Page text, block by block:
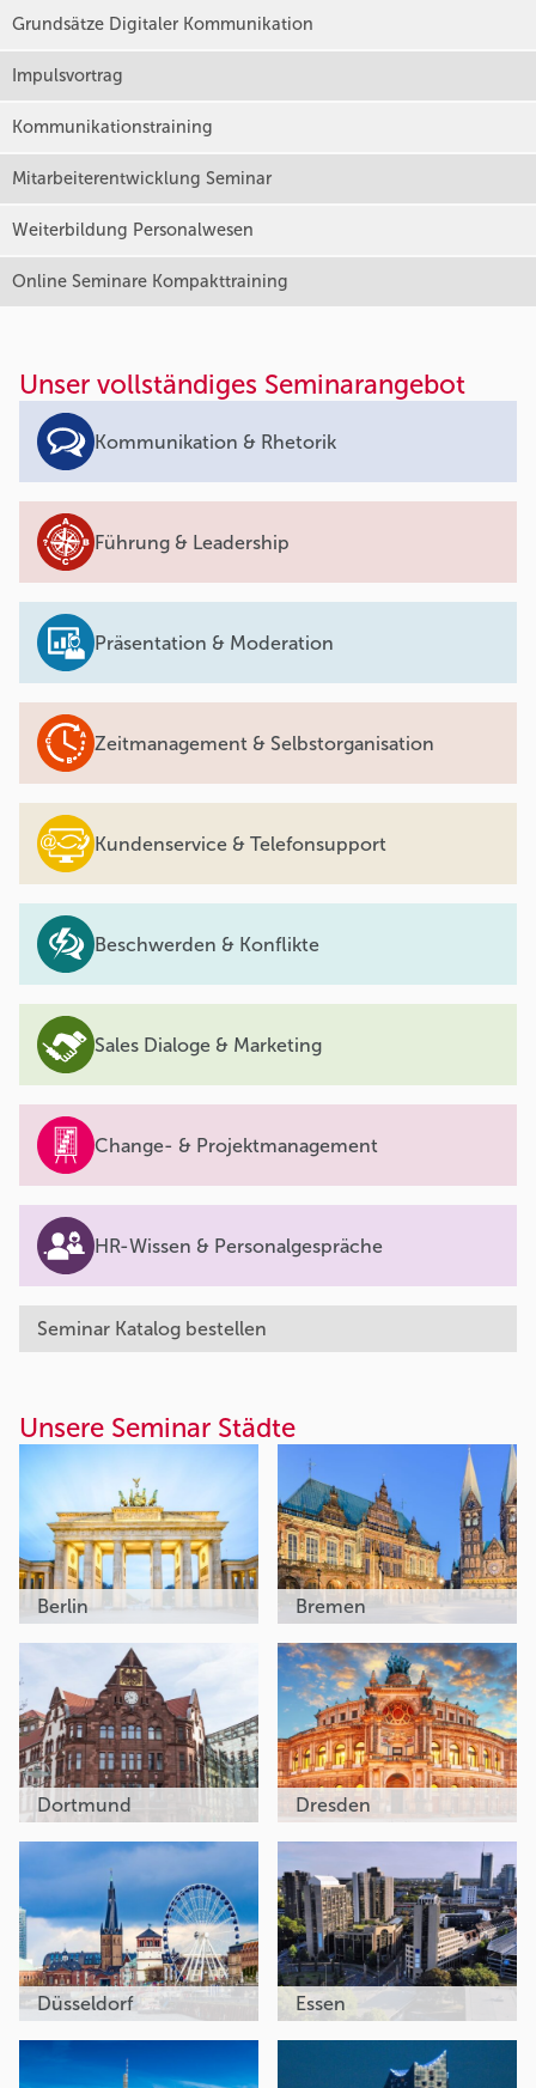
Grundsätze Digitaler Kommunikation
Impulsvortrag
Kommunikationstraining
Mitarbeiterentwicklung Seminar
Weiterbildung Personalwesen
Online Seminare Kompakttraining
Unser vollständiges Seminarangebot
Kommunikation & Rhetorik
Führung & Leadership
Präsentation & Moderation
Zeitmanagement & Selbstorganisation
Kundenservice & Telefonsupport
Beschwerden & Konflikte
Sales Dialoge & Marketing
Change- & Projektmanagement
HR-Wissen & Personalgespräche
Seminar Katalog bestellen
Unsere Seminar Städte
Berlin Bremen
Dortmund Dresden
Düsseldorf Essen